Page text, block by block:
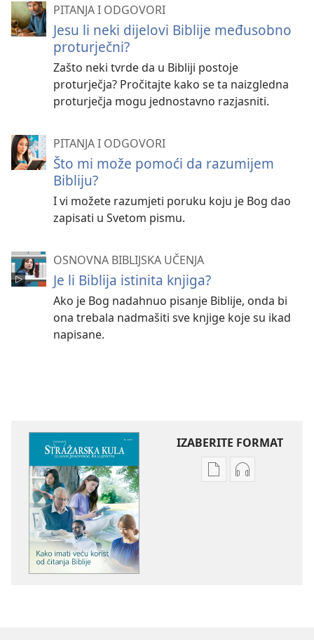
PITANJA I ODGOVORI
Jesu li neki dijelovi Biblije međusobno
proturječni?
Zašto neki tvrde da u Bibliji postoje
proturječja? Pročitajte kako se ta naizgledna
proturječja mogu jednostavno razjasniti.
PITANJA I ODGOVORI
Što mi može pomoći da razumijem
Bibliju?
I vi možete razumjeti poruku koju je Bog dao
zapisati u Svetom pismu.
OSNOVNA BIBLIJSKA UČENJA
Je li Biblija istinita knjiga?
Ako je Bog nadahnuo pisanje Biblije, onda bi
ona trebala nadmašiti sve knjige koje su ikad
napisane.
IZABERITE FORMAT
PostavkePostavke